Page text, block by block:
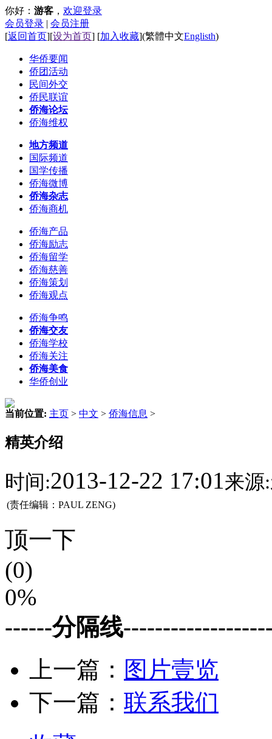
你好： 游客 ， 欢迎登录
会员登录 | 会员注册
[返回首页][设为首页] [加入收藏](繁體中文Englisth)
华侨要闻
侨团活动
民间外交
侨民联谊
侨海论坛
侨海维权
地方频道
国际频道
国学传播
侨海微博
侨海杂志
侨海商机
侨海产品
侨海励志
侨海留学
侨海慈善
侨海策划
侨海观点
侨海争鸣
侨海交友
侨海学校
侨海关注
侨海美食
华侨创业
当前位置: 主页 > 中文 > 侨海信息 >
精英介绍
时间:2013-12-22 17:01来源:
(责任编辑：PAUL ZENG)
顶一下
(0)
0%
------分隔线
上一篇： 图片壹览
下一篇： 联系我们